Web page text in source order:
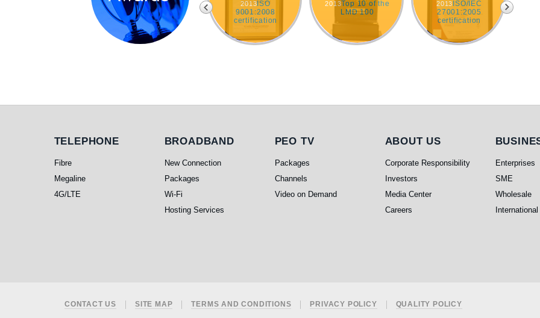
Winner - SAFA -
Best presented
accounts in
Communication
and information
Technology sector
2013 ISO
9001:2008
certification
2013Top 10 of the
LMD 100
2013 ISO/IEC
27001:2005
certification
Telephone
TELEPHONE
Fibre
Megaline
4G/LTE
Broadband
BROADBAND
New Connection
Packages
Wi-Fi
Hosting Services
PEO TV
PEO TV
Packages
Channels
Video on Demand
About Us
ABOUT US
Corporate Responsibility
Investors
Media Center
Careers
Enterprises
SME
Wholesale
International
Footer
CONTACT US SITE MAP TERMS AND CONDITIONS PRIVACY POLICY QUALITY POLICY